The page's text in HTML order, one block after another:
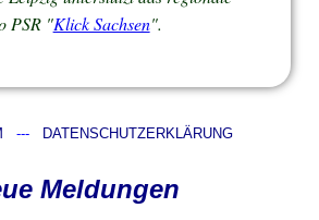
PSR "Klick Sachsen".
--- DATENSCHUTZERKLÄRUNG
Meldungen